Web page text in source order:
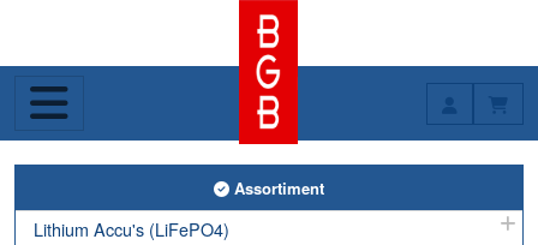
Toggle Assortiment
Assortiment
Lithium Accu's (LiFePO4)